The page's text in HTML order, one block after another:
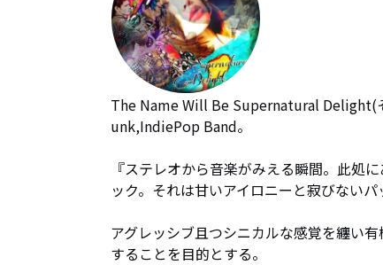
The Name Will Be Supernatural Delight(
unk,IndiePop Band。
『ステレオから音楽がみえる瞬間。此処
ック。それは甘いアイロニーと寂びないパ
アグレッシブ且つシニカルな感覚を纏い
することを目的とする。